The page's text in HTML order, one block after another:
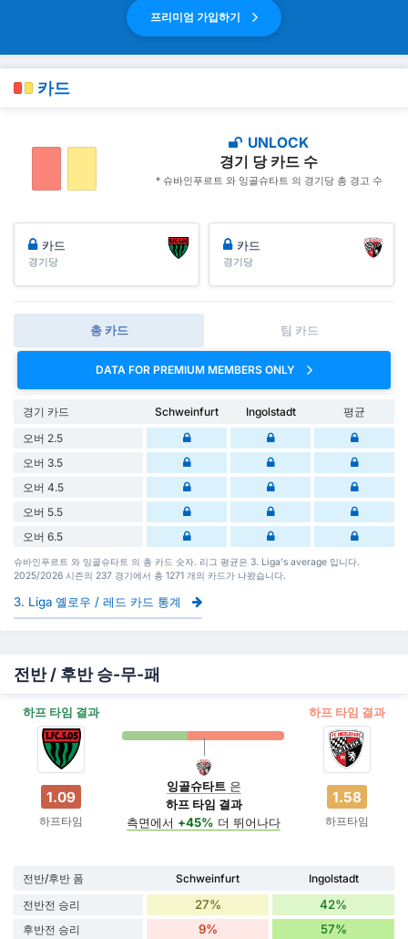
프리미엄 가입하기
카드
UNLOCK
경기 당 카드 수
* 슈바인푸르트 와 잉골슈타트 의 경기당 총 경고 수
카드
경기당
카드
경기당
총 카드 팀 카드
DATA FOR PREMIUM MEMBERS ONLY
경기 카드 Schweinfurt Ingolstadt
평균
오버 2.5
오버 3.5
오버 4.5
오버 5.5
오버 6.5
슈바인푸르트 와 잉골슈타트 의 총 카드 숫자. 리그 평균은 3. Liga's average 입니다.
2025/2026 시즌의 237 경기에서 총 1271 개의 카드가 나왔습니다.
3. Liga 옐로우 / 레드 카드 통계
전반 / 후반 승-무-패
하프 타임 결과 하프 타임 결과
1.09
하프타임
잉골슈타트 은
하프 타임 결과
측면에서 +45% 더 뛰어나다
1.58
하프타임
전반/후반 폼 Schweinfurt
Ingolstadt
전반전 승리
27% 42%
후반전 승리 9% 57%